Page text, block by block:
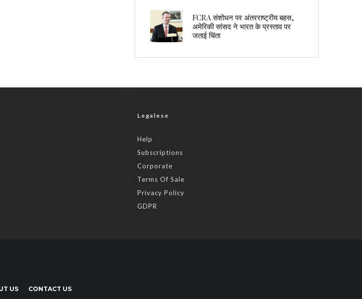
FCRA संशोधन पर अंतरराष्ट्रीय बहस,
अमेरिकी सांसद ने भारत के प्रस्ताव पर
जताई चिंता
Legalese
Help
Subscriptions
Corporate
Terms Of Sale
Privacy Policy
GDPR
US CONTACT US